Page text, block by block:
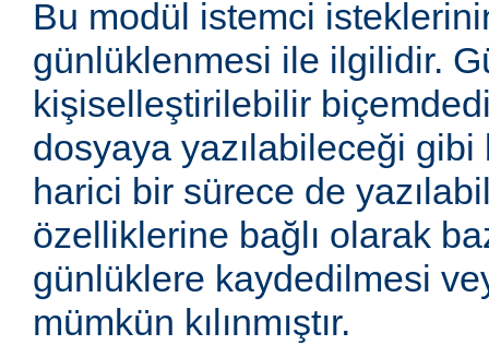
Bu modül istemci
günlüklenmesi ile ilgilidir.
kişiselleştirilebilir
dosyaya yazılabileceği
harici bir sürece de
özelliklerine bağlı olarak
günlüklere kaydedilmesi
mümkün kılınmıştır.